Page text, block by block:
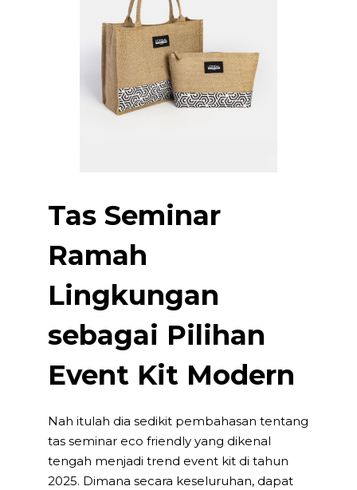
Tas Seminar
Ramah
Lingkungan
sebagai Pilihan
Event Kit Modern
Nah itulah dia sedikit pembahasan tentang
tas seminar eco friendly yang dikenal
tengah menjadi trend event kit di tahun
2025. Dimana secara keseluruhan, dapat